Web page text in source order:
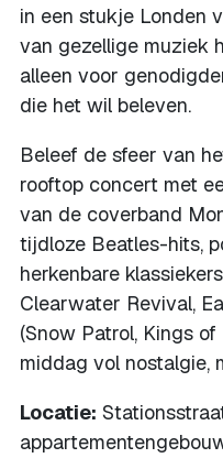
in een stukje Londen
van gezellige muziek
alleen voor
die het wil beleven.
Beleef de sfeer van
rooftop concert met
van de coverband
tijdloze Beatles-hits,
herkenbare
Clearwater Revival,
(Snow Patrol, Kings of
middag vol nostalgie,
Locatie: